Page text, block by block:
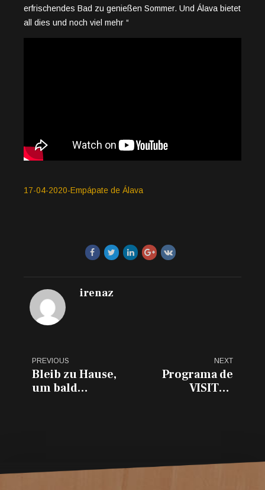
erfrischendes Bad zu genießen Sommer. Und Álava bietet
all dies und noch viel mehr “
17-04-2020-Empápate de Álava
irenaz
PREVIOUS
Bleib zu Hause,
um bald
NEXT
Programa de
VISITAS